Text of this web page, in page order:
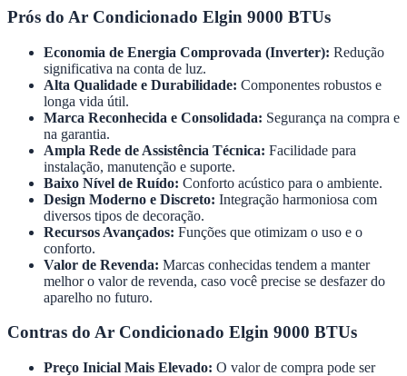
Prós do Ar Condicionado Elgin 9000 BTUs
Economia de Energia Comprovada (Inverter): Redução
significativa na conta de luz.
Alta Qualidade e Durabilidade: Componentes robustos e
longa vida útil.
Marca Reconhecida e Consolidada: Segurança na compra e
na garantia.
Ampla Rede de Assistência Técnica: Facilidade para
instalação, manutenção e suporte.
Baixo Nível de Ruído: Conforto acústico para o ambiente.
Design Moderno e Discreto: Integração harmoniosa com
diversos tipos de decoração.
Recursos Avançados: Funções que otimizam o uso e o
conforto.
Valor de Revenda: Marcas conhecidas tendem a manter
melhor o valor de revenda, caso você precise se desfazer do
aparelho no futuro.
Contras do Ar Condicionado Elgin 9000 BTUs
Preço Inicial Mais Elevado: O valor de compra pode ser